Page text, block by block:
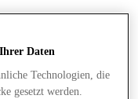
Daten
Technologien, die
gesetzt werden.